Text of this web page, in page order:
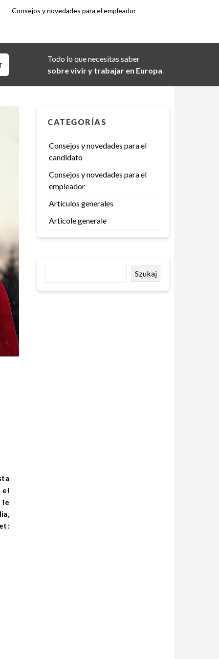
Consejos y novedades para el empleador
Todo lo que necesitas saber
sobre vivir y trabajar en Europa.
el
le
CATEGORÍAS
Consejos y novedades para el
candidato
Consejos y novedades para el
empleador
Artículos generales
Articole generale
Szukaj